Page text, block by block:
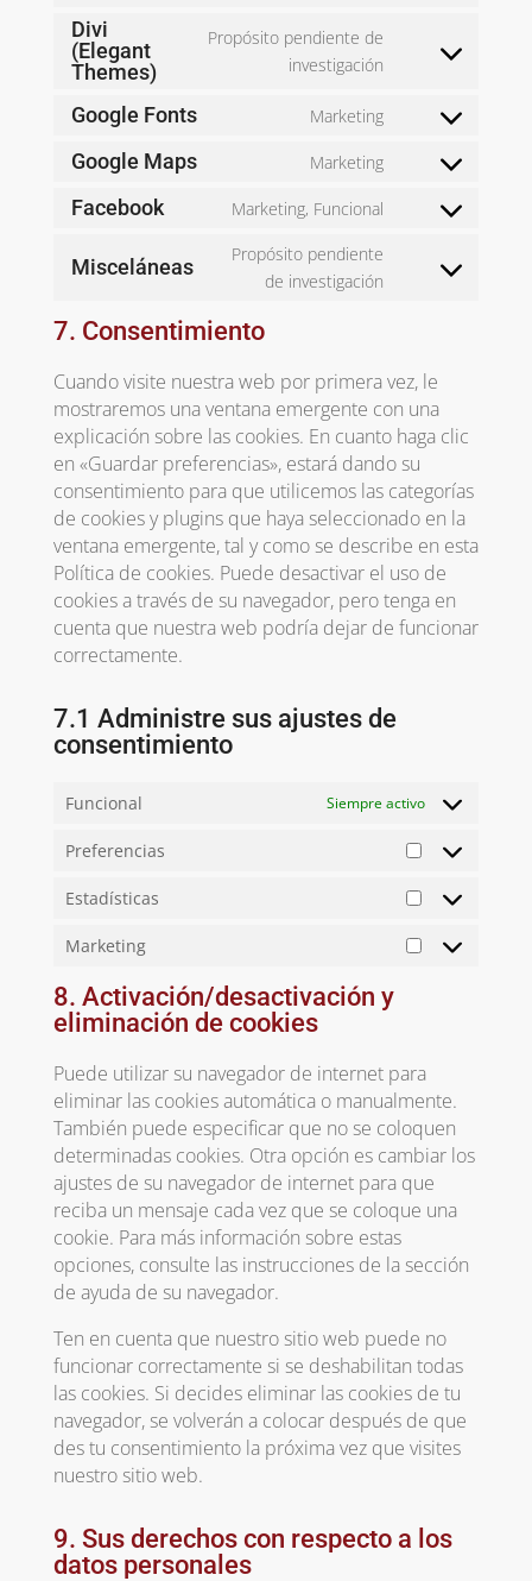
service
analytics
Divi
(Elegant
Themes)
Propósito pendiente de
investigación
Consent
service
(elegant-
themes)
Google Fonts Marketing
Consent
google-
Google Maps Marketing
Consent
Facebook Marketing, Funcional
Consent
service
Misceláneas
Propósito pendiente
de investigación
Consent
7. Consentimiento
Cuando visite nuestra web por primera vez, le
mostraremos una ventana emergente con una
explicación sobre las cookies. En cuanto haga clic
en «Guardar preferencias», estará dando su
consentimiento para que utilicemos las categorías
de cookies y plugins que haya seleccionado en la
ventana emergente, tal y como se describe en esta
Política de cookies. Puede desactivar el uso de
cookies a través de su navegador, pero tenga en
cuenta que nuestra web podría dejar de funcionar
correctamente.
7.1 Administre sus ajustes de
consentimiento
Funcional Siempre activo
Preferencias
Preferencias
Estadísticas
Estadísticas
Marketing
Marketing
8. Activación/desactivación y
eliminación de cookies
Puede utilizar su navegador de internet para
eliminar las cookies automática o manualmente.
También puede especificar que no se coloquen
determinadas cookies. Otra opción es cambiar los
ajustes de su navegador de internet para que
reciba un mensaje cada vez que se coloque una
cookie. Para más información sobre estas
opciones, consulte las instrucciones de la sección
de ayuda de su navegador.
Ten en cuenta que nuestro sitio web puede no
funcionar correctamente si se deshabilitan todas
las cookies. Si decides eliminar las cookies de tu
navegador, se volverán a colocar después de que
des tu consentimiento la próxima vez que visites
nuestro sitio web.
9. Sus derechos con respecto a los
datos personales